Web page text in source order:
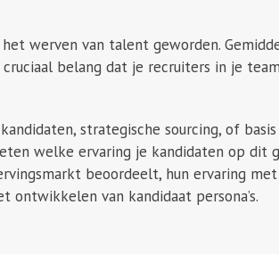
werven van talent geworden.
belang dat je recruiters in je
strategische sourcing, of
welke ervaring je kandidaten op dit
beoordeelt, hun ervaring met
ontwikkelen van kandidaat persona’s.